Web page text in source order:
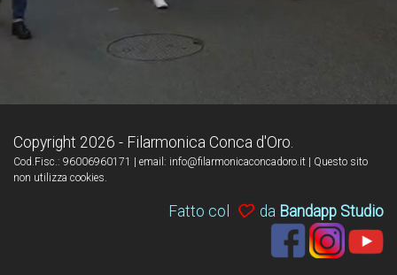
Copyright 2026 - Filarmonica Conca d'Oro.
Cod.Fisc.: 96006960171 | email: info@filarmonicaconcadoro.it | Questo sito
non utilizza cookies.
Fatto col da Bandapp Studio